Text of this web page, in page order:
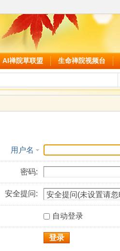
AI禅院草联盟 生命禅院视频台
用户名
密码:
安全提问:
自动登录
登录